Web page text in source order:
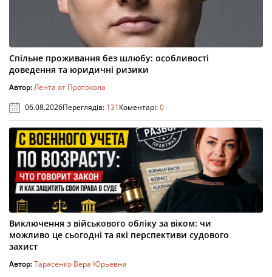
Спільне проживання без шлюбу: особливості
доведення та юридичні ризики
Автор:Лента от Протокола
06.08.2026Переглядів: 131Коментарі:0
Виключення з військового обліку за віком: чи
можливо це сьогодні та які перспективи судового
захист
Автор:Тарасенко Вера Юрьевна